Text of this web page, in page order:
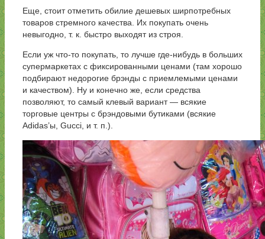
Еще, стоит отметить обилие дешевых ширпотребных
товаров стремного качества. Их покупать очень
невыгодно, т. к. быстро выходят из строя.
Если уж что-то покупать, то лучше где-нибудь в больших
супермаркетах с фиксированными ценами (там хорошо
подбирают недорогие брэнды с приемлемыми ценами
и качеством). Ну и конечно же, если средства
позволяют, то самый клевый вариант — всякие
торговые центры с брэндовыми бутиками (всякие
Adidas’ы, Gucci, и т. п.).